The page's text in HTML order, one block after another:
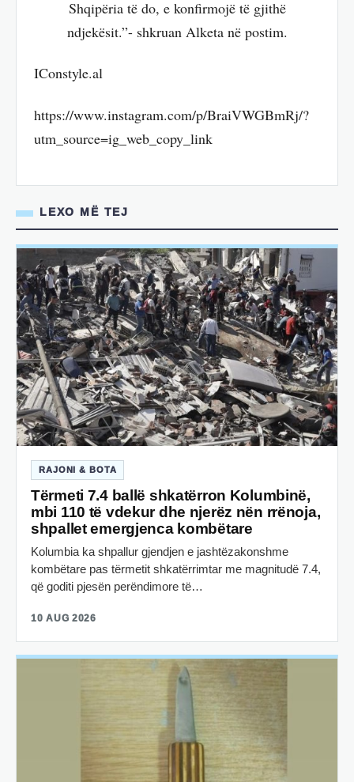
Shqipëria të do, e konfirmojë të gjithë
ndjekësit.”- shkruan Alketa në postim.
IConstyle.al
https://www.instagram.com/p/BraiVWGBmRj/?
utm_source=ig_web_copy_link
LEXO MË TEJ
RAJONI & BOTA
Tërmeti 7.4 ballë shkatërron Kolumbinë,
mbi 110 të vdekur dhe njerëz nën rrënoja,
shpallet emergjenca kombëtare
Kolumbia ka shpallur gjendjen e jashtëzakonshme
kombëtare pas tërmetit shkatërrimtar me magnitudë 7.4,
që goditi pjesën perëndimore të…
10 AUG 2026